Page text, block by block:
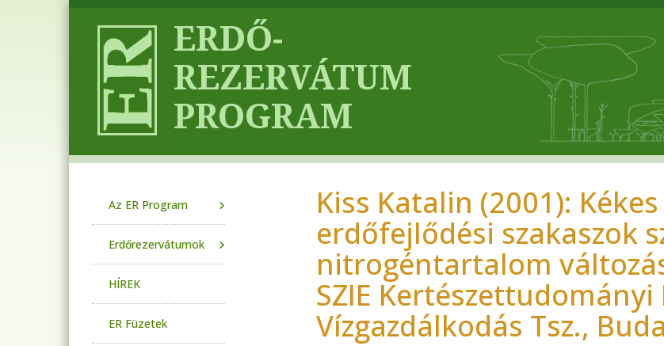
Kiss Katalin (2001):
erdőfejlődési szakaszok
nitrogéntartalom
SZIE
Vízgazdálkodás Tsz.,
Az ER Program
Erdőrezervátumok
HÍREK
ER Füzetek